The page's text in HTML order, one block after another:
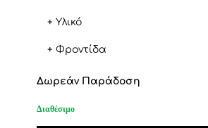
+ Υλικό
+ Φροντίδα
Δωρεάν Παράδοση
Διαθέσιμο